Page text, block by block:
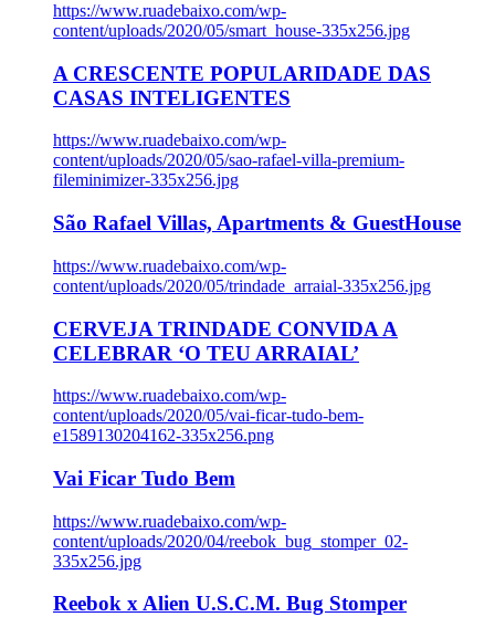
https://www.ruadebaixo.com/wp-
content/uploads/2020/05/smart_house-335x256.jpg
A CRESCENTE POPULARIDADE DAS
CASAS INTELIGENTES
https://www.ruadebaixo.com/wp-
content/uploads/2020/05/sao-rafael-villa-premium-
fileminimizer-335x256.jpg
São Rafael Villas, Apartments & GuestHouse
https://www.ruadebaixo.com/wp-
content/uploads/2020/05/trindade_arraial-335x256.jpg
CERVEJA TRINDADE CONVIDA A
CELEBRAR ‘O TEU ARRAIAL’
https://www.ruadebaixo.com/wp-
content/uploads/2020/05/vai-ficar-tudo-bem-
e1589130204162-335x256.png
Vai Ficar Tudo Bem
https://www.ruadebaixo.com/wp-
content/uploads/2020/04/reebok_bug_stomper_02-
335x256.jpg
Reebok x Alien U.S.C.M. Bug Stomper